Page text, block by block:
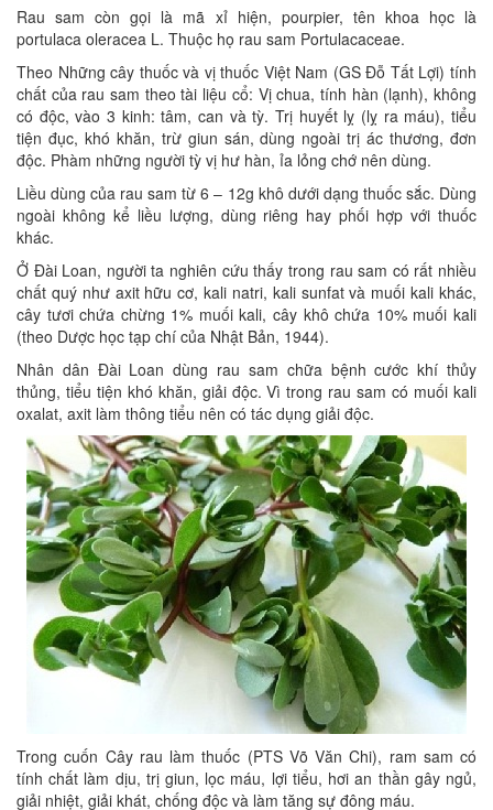
Rau sam còn gọi là mã xỉ hiện, pourpier, tên khoa học là
portulaca oleracea L. Thuộc họ rau sam Portulacaceae.
Theo Những cây thuốc và vị thuốc Việt Nam (GS Đỗ Tất Lợi) tính
chất của rau sam theo tài liệu cổ: Vị chua, tính hàn (lạnh), không
có độc, vào 3 kinh: tâm, can và tỳ. Trị huyết lỵ (lỵ ra máu), tiểu
tiện đục, khó khăn, trừ giun sán, dùng ngoài trị ác thương, đơn
độc. Phàm những người tỳ vị hư hàn, ỉa lỏng chớ nên dùng.
Liều dùng của rau sam từ 6 – 12g khô dưới dạng thuốc sắc. Dùng
ngoài không kể liều lượng, dùng riêng hay phối hợp với thuốc
khác.
Ở Đài Loan, người ta nghiên cứu thấy trong rau sam có rất nhiều
chất quý như axit hữu cơ, kali natri, kali sunfat và muối kali khác,
cây tươi chứa chừng 1% muối kali, cây khô chứa 10% muối kali
(theo Dược học tạp chí của Nhật Bản, 1944).
Nhân dân Đài Loan dùng rau sam chữa bệnh cước khí thủy
thủng, tiểu tiện khó khăn, giải độc. Vì trong rau sam có muối kali
oxalat, axit làm thông tiểu nên có tác dụng giải độc.
Trong cuốn Cây rau làm thuốc (PTS Võ Văn Chi), ram sam có
tính chất làm dịu, trị giun, lọc máu, lợi tiểu, hơi an thần gây ngủ,
giải nhiệt, giải khát, chống độc và làm tăng sự đông máu.